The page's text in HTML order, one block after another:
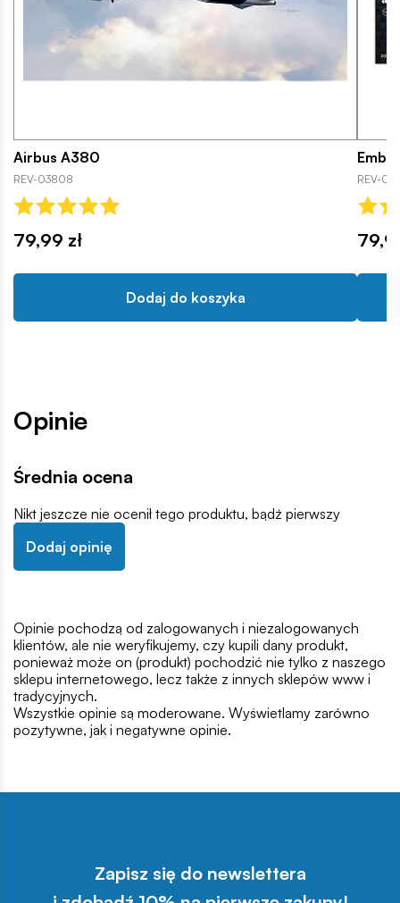
Airbus A380
REV-03808
79,99 zł
Dodaj do koszyka
REV-
Opinie
Średnia ocena
Nikt jeszcze nie ocenił tego produktu, bądź pierwszy
Dodaj opinię
Opinie pochodzą od zalogowanych i niezalogowanych
klientów, ale nie weryfikujemy, czy kupili dany produkt,
ponieważ może on (produkt) pochodzić nie tylko z naszego
sklepu internetowego, lecz także z innych sklepów www i
tradycyjnych.
Wszystkie opinie są moderowane. Wyświetlamy zarówno
pozytywne, jak i negatywne opinie.
Zapisz się do newslettera